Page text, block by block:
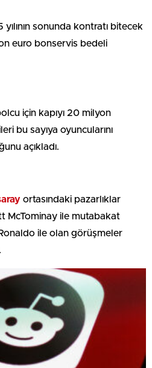
yılının sonunda kontratı bitecek
euro bonservis bedeli
için kapıyı 20 milyon
bu sayıya oyuncularını
açıkladı.
ortasındaki pazarlıklar
McTominay ile mutabakat
ile olan görüşmeler